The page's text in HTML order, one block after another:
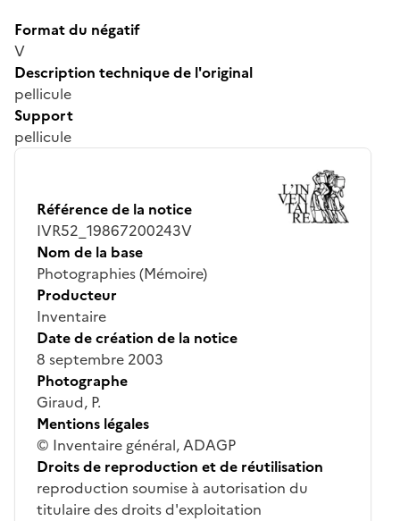
Format du négatif
V
Description technique de l'original
pellicule
Support
pellicule
Référence de la notice
IVR52_19867200243V
Nom de la base
Photographies (Mémoire)
Producteur
Inventaire
Date de création de la notice
8 septembre 2003
Photographe
Giraud, P.
Mentions légales
© Inventaire général, ADAGP
Droits de reproduction et de réutilisation
reproduction soumise à autorisation du
titulaire des droits d'exploitation